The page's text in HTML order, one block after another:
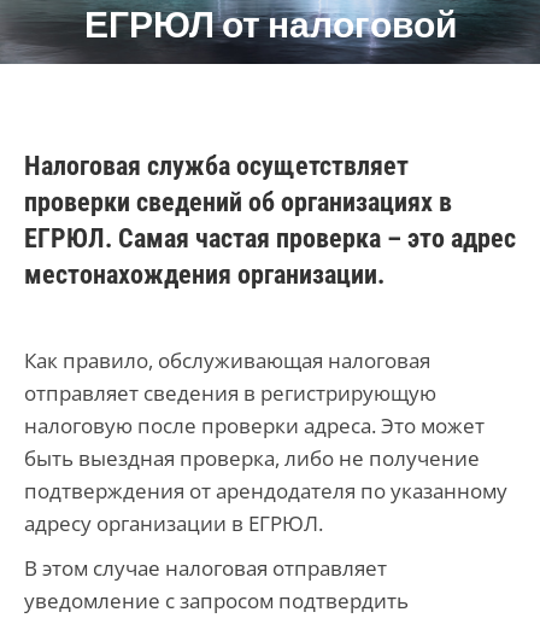
ЕГРЮЛ от налоговой
Налоговая служба осущетствляет
проверки сведений об организациях в
ЕГРЮЛ. Самая частая проверка – это адрес
местонахождения организации.
Как правило, обслуживающая налоговая
отправляет сведения в регистрирующую
налоговую после проверки адреса. Это может
быть выездная проверка, либо не получение
подтверждения от арендодателя по указанному
адресу организации в ЕГРЮЛ.
В этом случае налоговая отправляет
уведомление с запросом подтвердить